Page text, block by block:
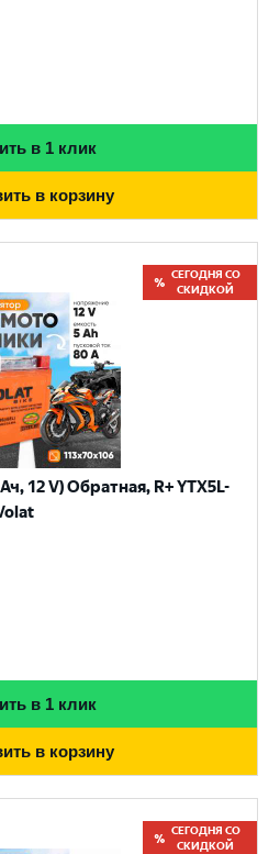
в 1 клик
в корзину
СЕГОДНЯ СО
СКИДКОЙ
12 V) Обратная, R+ YTX5L-
в 1 клик
в корзину
СЕГОДНЯ СО
СКИДКОЙ